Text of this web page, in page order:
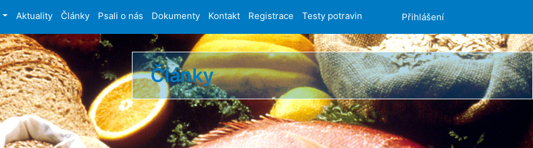
Aktuality Články Psali o nás Dokumenty Kontakt Registrace Testy potravin Přihlášení
Články